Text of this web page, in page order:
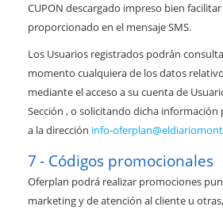
CUPON descargado impreso bien
proporcionado en el mensaje SMS.
Los Usuarios registrados podrán
momento cualquiera de los datos
mediante el acceso a su cuenta de
Sección , o solicitando dicha
a la dirección info-
Códigos promocionales
Oferplan podrá realizar promociones
marketing y de atención al cliente u